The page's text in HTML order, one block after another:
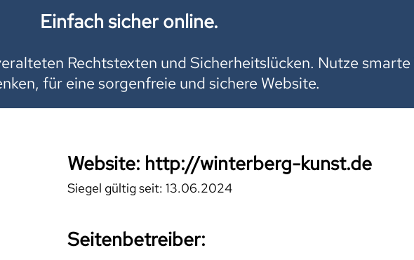
Einfach sicher online.
Rechtstexten und Sicherheitslücken. Nutze smarte
für eine sorgenfreie und sichere Website.
Website: http://winterberg-kunst.de
Siegel gültig seit: 13.06.2024
Seitenbetreiber: